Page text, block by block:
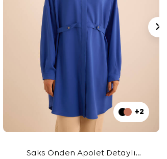
+2
Saks Önden Apolet Detaylı